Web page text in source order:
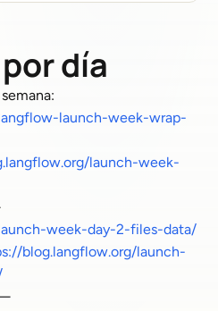
día
launch-week-wrap-
launch-week-
week-day-2-files-data/
blog.langflow.org/launch-